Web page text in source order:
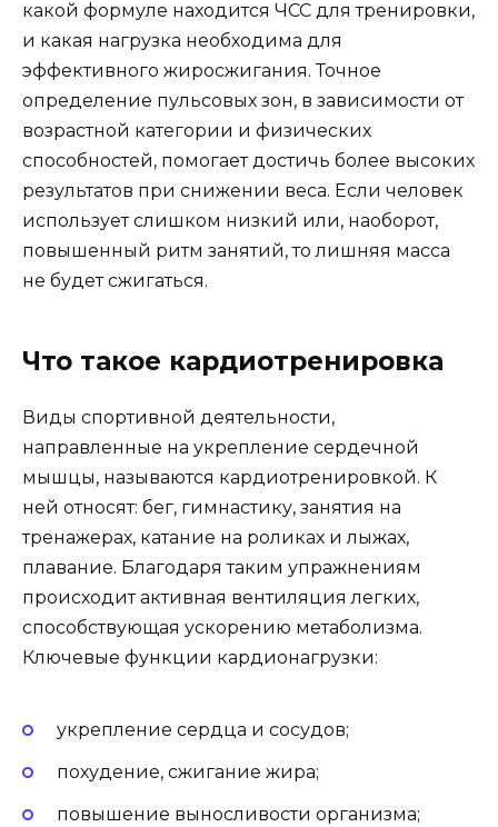
какой формуле находится ЧСС для тренировки,
и какая нагрузка необходима для
эффективного жиросжигания. Точное
определение пульсовых зон, в зависимости от
возрастной категории и физических
способностей, помогает достичь более высоких
результатов при снижении веса. Если человек
использует слишком низкий или, наоборот,
повышенный ритм занятий, то лишняя масса
не будет сжигаться.
Что такое кардиотренировка
Виды спортивной деятельности,
направленные на укрепление сердечной
мышцы, называются кардиотренировкой. К
ней относят: бег, гимнастику, занятия на
тренажерах, катание на роликах и лыжах,
плавание. Благодаря таким упражнениям
происходит активная вентиляция легких,
способствующая ускорению метаболизма.
Ключевые функции кардионагрузки:
укрепление сердца и сосудов;
похудение, сжигание жира;
повышение выносливости организма;